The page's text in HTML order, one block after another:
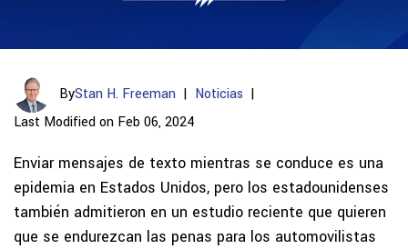
ByStan H. Freeman | Noticias |
Last Modified on Feb 06, 2024
Enviar mensajes de texto mientras se conduce es una
epidemia en Estados Unidos, pero los estadounidenses
también admitieron en un estudio reciente que quieren
que se endurezcan las penas para los automovilistas